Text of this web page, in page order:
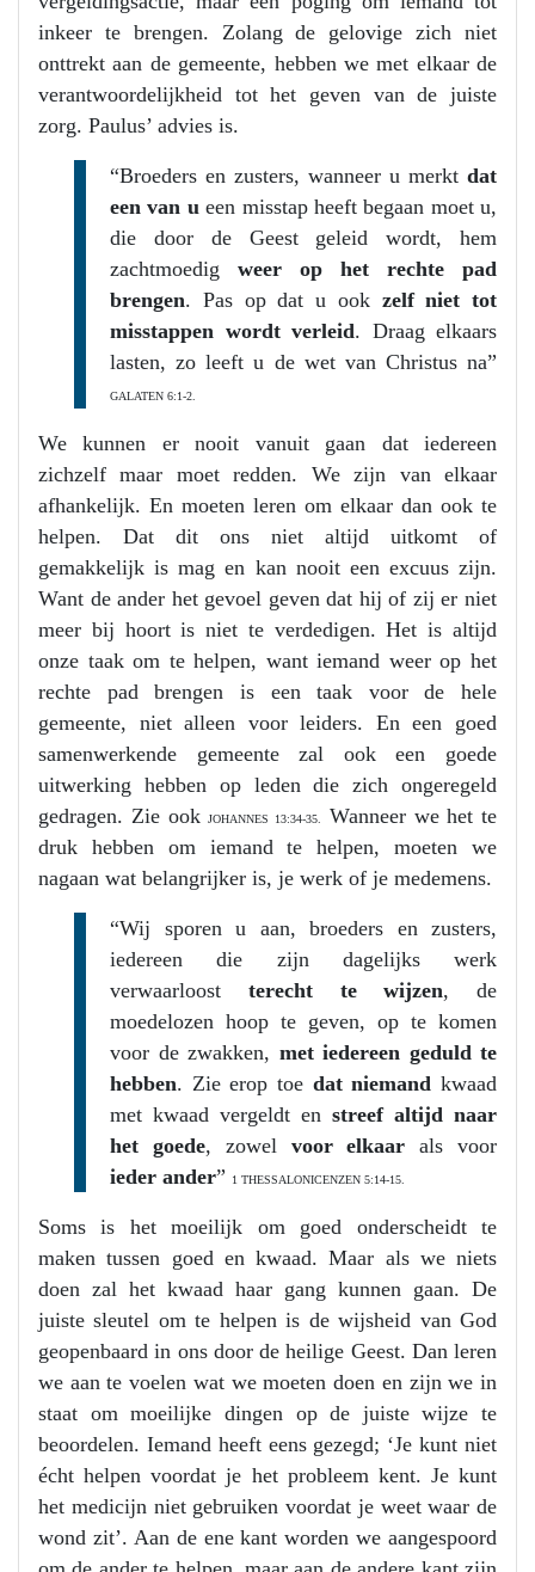
inkeer te brengen. Zolang de gelovige zich niet
onttrekt aan de gemeente, hebben we met elkaar de
verantwoordelijkheid tot het geven van de juiste
zorg. Paulus’ advies is.
“Broeders en zusters, wanneer u merkt dat
een van ueen misstap heeft begaan moet u,
die door de Geest geleid wordt, hem
zachtmoedig weer op het rechte pad
brengen. Pas op dat u ook zelf niet tot
misstappen wordt verleid. Draag elkaars
lasten, zo leeft u de wet van Christus na”
GALATEN 6:1-2.
We kunnen er nooit vanuit gaan dat iedereen
zichzelf maar moet redden. We zijn van elkaar
afhankelijk. En moeten leren om elkaar dan ook te
helpen. Dat dit ons niet altijd uitkomt of
gemakkelijk is mag en kan nooit een excuus zijn.
Want de ander het gevoel geven dat hij of zij er niet
meer bij hoort is niet te verdedigen. Het is altijd
onze taak om te helpen, want iemand weer op het
rechte pad brengen is een taak voor de hele
gemeente, niet alleen voor leiders. En een goed
samenwerkende gemeente zal ook een goede
uitwerking hebben op leden die zich ongeregeld
gedragen. Zie ookJOHANNES 13:34-35.
Wanneer we het te
druk hebben om iemand te helpen, moeten we
nagaan wat belangrijker is, je werk of je medemens.
“Wij sporen u aan, broeders en zusters,
iedereen die zijn dagelijks werk
verwaarloost terecht te wijzen, de
moedelozen hoop te geven, op te komen
voor de zwakken, met iedereen geduld te
hebben. Zie erop toe dat niemand kwaad
met kwaad vergeldt en streef altijd naar
het goede, zowel voor elkaar als voor
ieder ander” 1 THESSALONICENZEN 5:14-15.
Soms is het moeilijk om goed onderscheidt te
maken tussen goed en kwaad. Maar als we niets
doen zal het kwaad haar gang kunnen gaan. De
juiste sleutel om te helpen is de wijsheid van God
geopenbaard in ons door de heilige Geest. Dan leren
we aan te voelen wat we moeten doen en zijn we in
staat om moeilijke dingen op de juiste wijze te
beoordelen. Iemand heeft eens gezegd; ‘Je kunt niet
écht helpen voordat je het probleem kent. Je kunt
het medicijn niet gebruiken voordat je weet waar de
wond zit’. Aan de ene kant worden we aangespoord